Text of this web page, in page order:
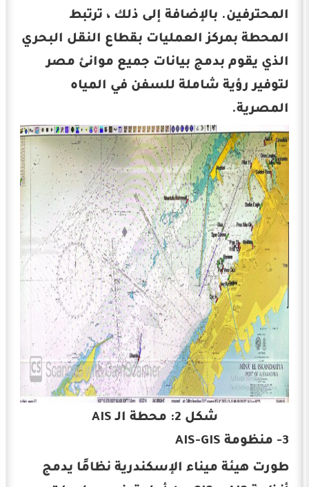
المحترفين. بالإضافة إلى ذلك ، ترتبط
المحطة بمركز العمليات بقطاع النقل البحري
الذي يقوم بدمج بيانات جميع موانئ مصر
لتوفير رؤية شاملة للسفن في المياه
المصرية.
شكل 2: محطة الـ AIS
3- منظومة AIS-GIS
طورت هيئة ميناء الإسكندرية نظامًا يدمج